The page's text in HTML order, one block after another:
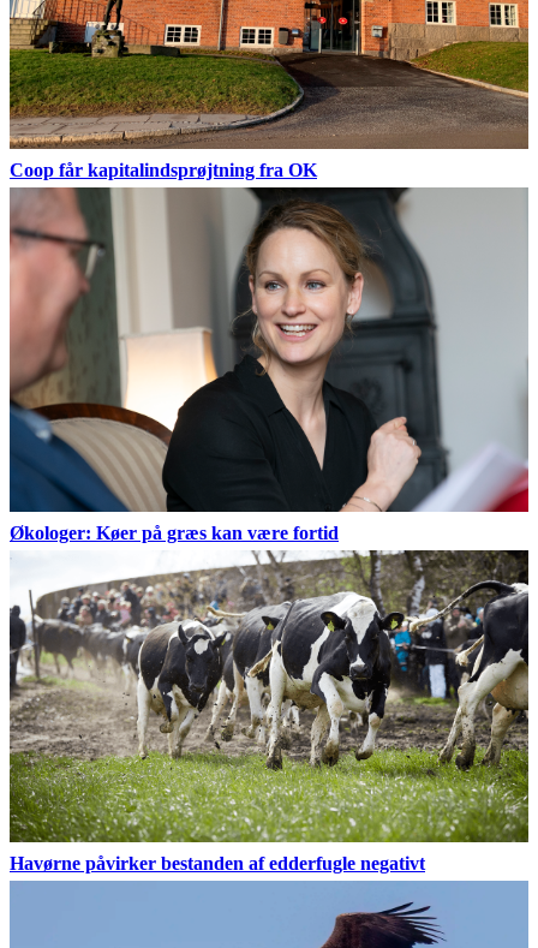
Coop får kapitalindsprøjtning fra OK
Økologer: Køer på græs kan være fortid
Havørne påvirker bestanden af edderfugle negativt